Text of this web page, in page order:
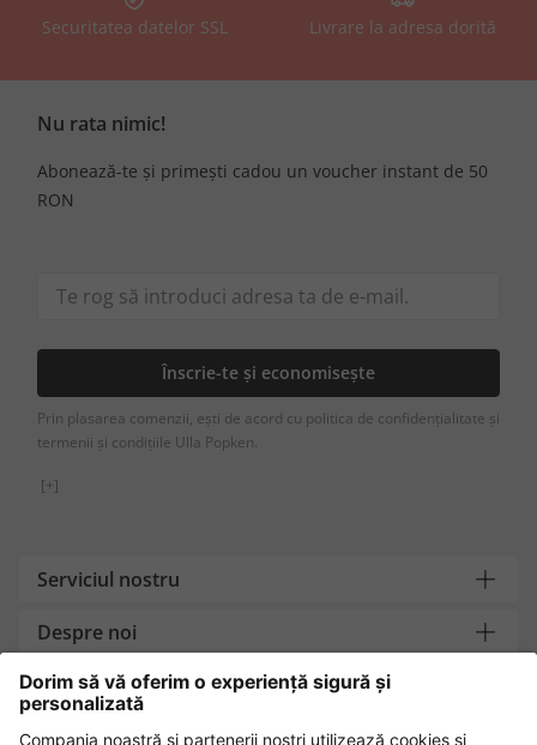
Securitatea datelor SSL Livrare la adresa dorită
Nu rata nimic!
Abonează-te și primești cadou un voucher instant de 50
RON
Înscrie-te și economisește
Prin plasarea comenzii, ești de acord cu politica de confidențialitate și
termenii și condițiile Ulla Popken.
[+]
Serviciul nostru
Despre noi
Contact
Metode de plată